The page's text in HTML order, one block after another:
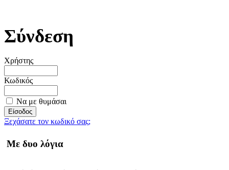
Σύνδεση
Χρήστης
Κωδικός
Να με θυμάσαι
Ξεχάσατε τον κωδικό σας;
Με δυο λόγια